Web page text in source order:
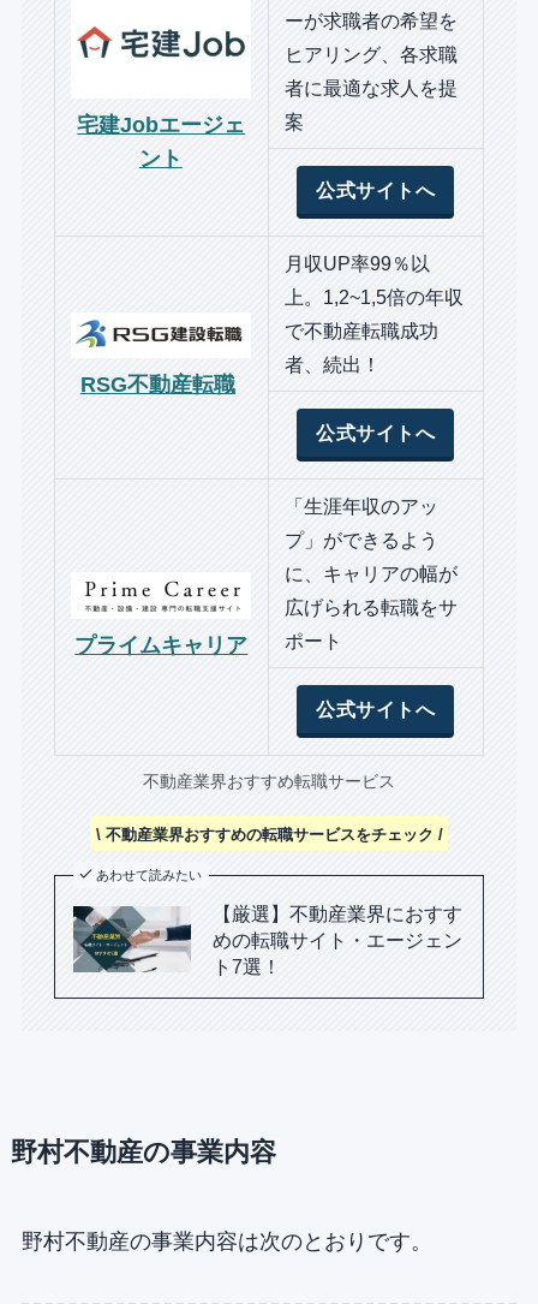
宅建Jobエージェ
ント
ーが求職者の希望を
ヒアリング、各求職
者に最適な求人を提
案
公式サイトへ
RSG不動産転職
月収UP率99％以
上。1,2~1,5倍の年収
で不動産転職成功
者、続出！
公式サイトへ
プライムキャリア
「生涯年収のアッ
プ」ができるよう
に、キャリアの幅が
広げられる転職をサ
ポート
公式サイトへ
不動産業界おすすめ転職サービス
\ 不動産業界おすすめの転職サービスをチェック /
あわせて読みたい
【厳選】不動産業界におすす
めの転職サイト・エージェン
ト7選！
野村不動産の事業内容
野村不動産の事業内容は次のとおりです。